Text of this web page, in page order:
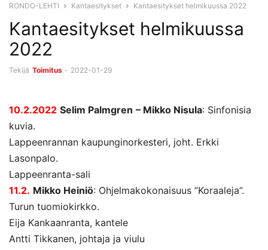
RONDO-LEHTI Kantaesitykset Kantaesitykset helmikuussa 2022
Kantaesitykset helmikuussa
2022
Tekijä Toimitus - 2022-01-29
10.2.2022 Selim Palmgren – Mikko Nisula: Sinfonisia
kuvia.
Lappeenrannan kaupunginorkesteri, joht. Erkki
Lasonpalo.
Lappeenranta-sali
11.2. Mikko Heiniö: Ohjelmakokonaisuus ”Koraaleja”.
Turun tuomiokirkko.
Eija Kankaanranta, kantele
Antti Tikkanen, johtaja ja viulu